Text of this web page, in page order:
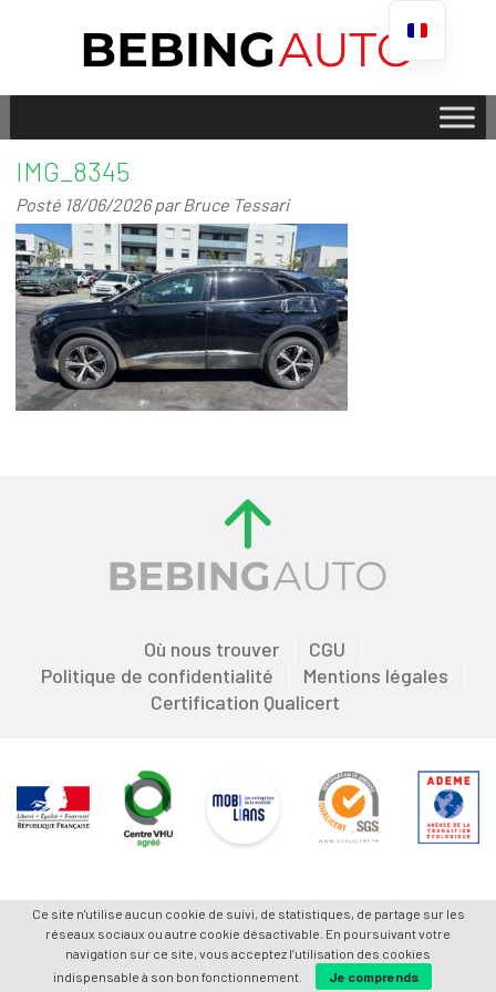
IMG_8345
Posté 18/06/2026parBruce Tessari
Où nous trouver
CGU
Politique de confidentialité
Mentions légales
Certification Qualicert
Ce site n'utilise aucun cookie de suivi, de statistiques, de partage sur les
réseaux sociaux ou autre cookie désactivable. En poursuivant votre
navigation sur ce site, vous acceptez l’utilisation des cookies
indispensable à son bon fonctionnement.
Je comprends